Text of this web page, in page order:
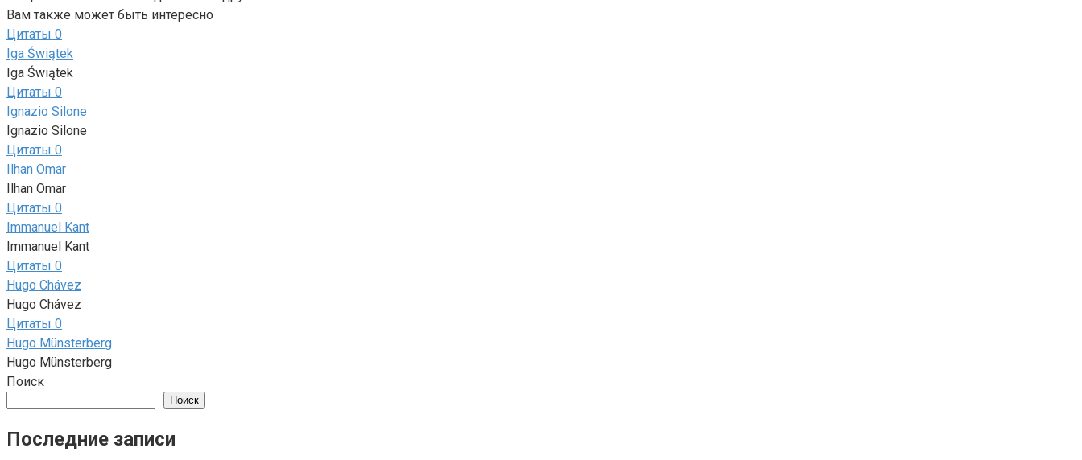
Вам также может быть интересно
Цитаты 0
Iga Świątek
Iga Świątek
Цитаты 0
Ignazio Silone
Ignazio Silone
Цитаты 0
Ilhan Omar
Ilhan Omar
Цитаты 0
Immanuel Kant
Immanuel Kant
Цитаты 0
Hugo Chávez
Hugo Chávez
Цитаты 0
Hugo Münsterberg
Hugo Münsterberg
Поиск
Поиск
Последние записи